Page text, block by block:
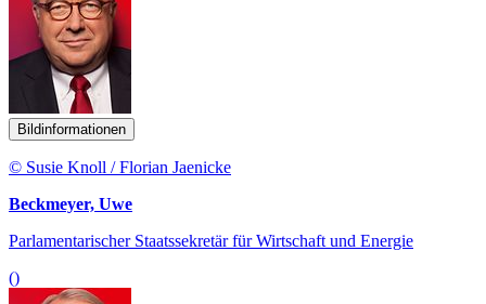
Bildinformationen
© Susie Knoll / Florian Jaenicke
Beckmeyer, Uwe
Parlamentarischer Staatssekretär für Wirtschaft und Energie
()